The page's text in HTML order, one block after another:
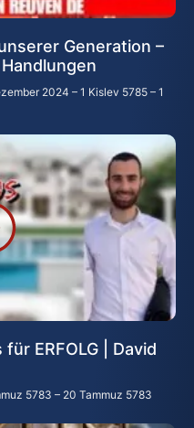
Generation –
2024 – 1 Kislev 5785 – 1
ERFOLG | David
5783 – 20 Tammuz 5783